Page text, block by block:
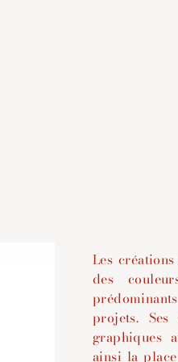
Les
des
projets.
graphiques
ainsi la